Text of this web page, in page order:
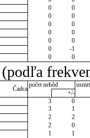
0
0
0
0
0
0
0
0
0
0
0
-1
0 0
Čadca
počet nehôd
+/-
3
0
3
1
2
2
2
0
1 1